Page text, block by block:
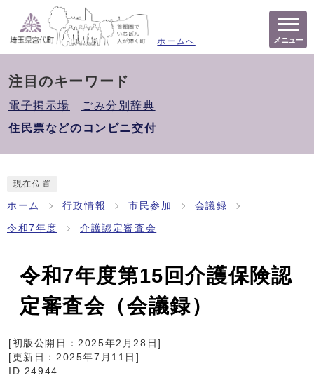
ホームへ メニュー
注目のキーワード
電子掲示場
ごみ分別辞典
住民票などのコンビニ交付
現在位置
ホーム 行政情報 市民参加 会議録
令和7年度 介護認定審査会
令和7年度第15回介護保険認
定審査会（会議録）
[初版公開日：2025年2月28日]
[更新日： 2025年7月11日 ]
ID:24944